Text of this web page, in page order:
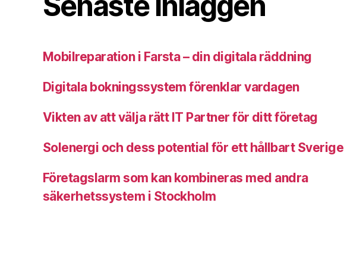
Mobilreparation i Farsta – din digitala räddning
Digitala bokningssystem förenklar vardagen
Vikten av att välja rätt IT Partner för ditt företag
Solenergi och dess potential för ett hållbart Sverige
Företagslarm som kan kombineras med andra
säkerhetssystem i Stockholm